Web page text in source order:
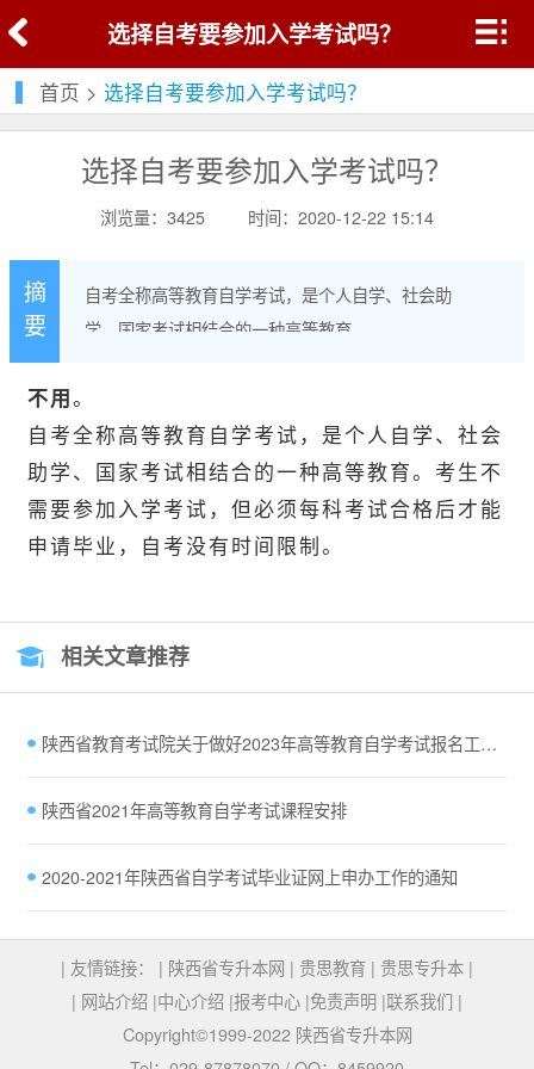
选择自考要参加入学考试吗？
首页 > 选择自考要参加入学考试吗？
选择自考要参加入学考试吗？
浏览量：3425 时间：2020-12-22 15:14
摘
要
自考全称高等教育自学考试，是个人自学、社会助
学、国家考试相结合的一种高等教育。
不用。
自考全称高等教育自学考试，是个人自学、社会
助学、国家考试相结合的一种高等教育。考生不
需要参加入学考试，但必须每科考试合格后才能
申请毕业，自考没有时间限制。
相关文章推荐
陕西省教育考试院关于做好2023年高等教育自学考试报名工作的通知
陕西省2021年高等教育自学考试课程安排
2020-2021年陕西省自学考试毕业证网上申办工作的通知
| 友情链接： | 陕西省专升本网 | 贵思教育 | 贵思专升本 |
| 网站介绍 |中心介绍 |报考中心 |免责声明 |联系我们 |
Copyright©1999-2022 陕西省专升本网